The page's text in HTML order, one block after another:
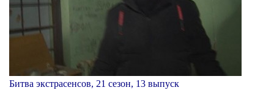
Битва экстрасенсов, 21 сезон, 13 выпуск